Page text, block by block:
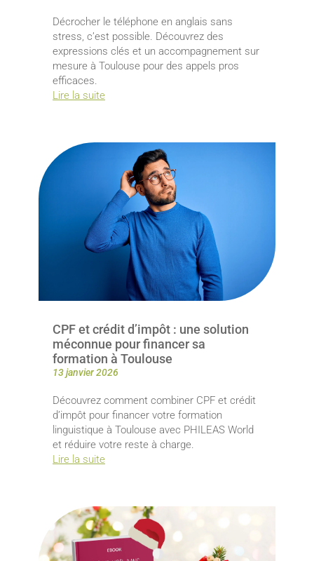
Décrocher le téléphone en anglais sans
stress, c’est possible. Découvrez des
expressions clés et un accompagnement sur
mesure à Toulouse pour des appels pros
efficaces.
Lire la suite
CPF et crédit d’impôt : une solution
méconnue pour financer sa
formation à Toulouse
13 janvier 2026
Découvrez comment combiner CPF et crédit
d’impôt pour financer votre formation
linguistique à Toulouse avec PHILEAS World
et réduire votre reste à charge.
Lire la suite